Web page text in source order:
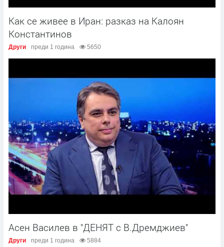
Как се живее в Иран: разказ на Калоян
Константинов
Други преди 1 година 5650
Асен Василев в "ДЕНЯТ с В.Дремджиев"
Други преди 1 година 5884